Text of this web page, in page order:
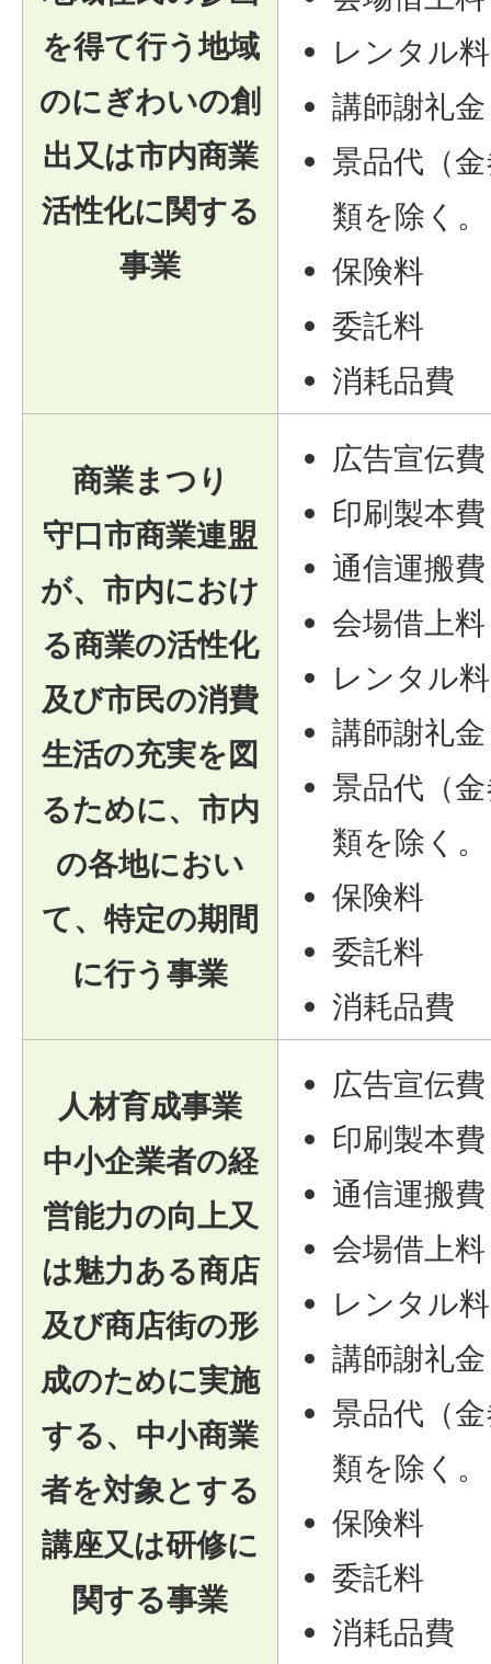
を得て行う地域
のにぎわいの創
出又は市内商業
活性化に関する
事業
レンタル料
講師謝礼金
景品代（
類を除く
保険料
委託料
消耗品費
商業まつり
守口市商業連盟
が、市内におけ
る商業の活性化
及び市民の消費
生活の充実を図
るために、市内
の各地におい
て、特定の期間
に行う事業
広告宣伝費
印刷製本費
通信運搬費
会場借上料
レンタル料
講師謝礼金
景品代（
類を除く
保険料
委託料
消耗品費
人材育成事業
中小企業者の経
営能力の向上又
は魅力ある商店
及び商店街の形
成のために実施
する、中小商業
者を対象とする
講座又は研修に
関する事業
広告宣伝費
印刷製本費
通信運搬費
会場借上料
レンタル料
講師謝礼金
景品代（
類を除く
保険料
委託料
消耗品費